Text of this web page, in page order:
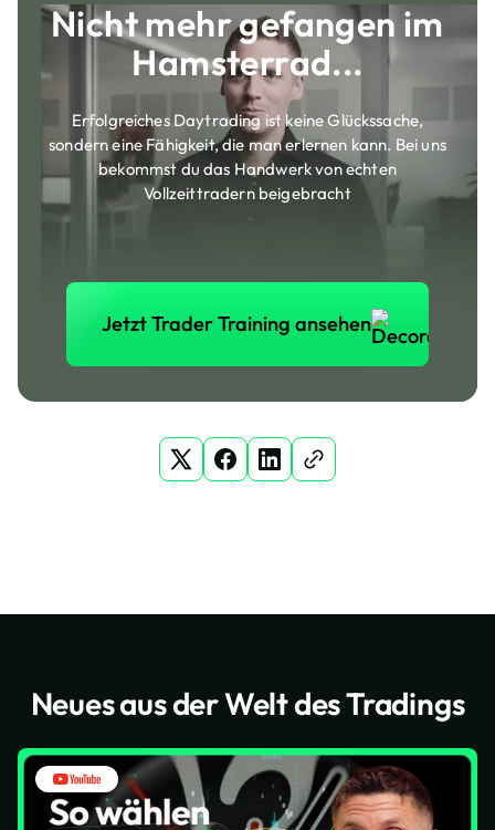
Nicht mehr gefangen im
Hamsterrad...
Erfolgreiches Daytrading ist keine Glückssache,
sondern eine Fähigkeit, die man erlernen kann. Bei uns
bekommst du das Handwerk von echten
Vollzeittradern beigebracht
Jetzt Trader Training ansehen
Jetzt Trader Training
Neues aus der Welt des Tradings